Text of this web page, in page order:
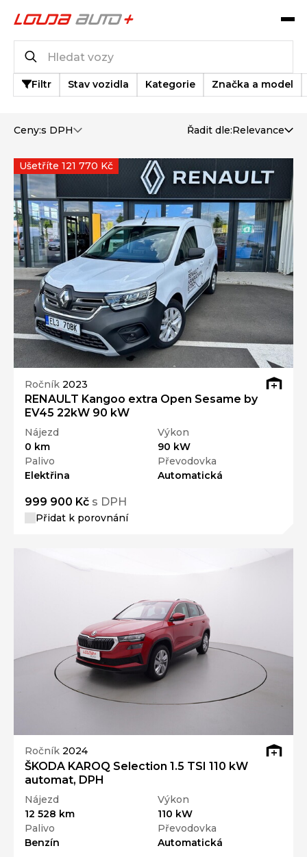
Filtr Stav vozidla Kategorie Značka a model
Ceny:s DPH Řadit dle:Relevance
Ročník 2023
RENAULT Kangoo extra Open Sesame by
EV45 22kW 90 kW
Nájezd
0 km
Výkon
90 kW
Palivo
Elektřina
Převodovka
Automatická
999 900 Kč s DPH
Přidat k porovnání
Ušetříte 121 770 Kč
Ročník 2024
ŠKODA KAROQ Selection 1.5 TSI 110 kW
automat, DPH
Nájezd
12 528 km
Výkon
110 kW
Palivo
Benzín
Převodovka
Automatická